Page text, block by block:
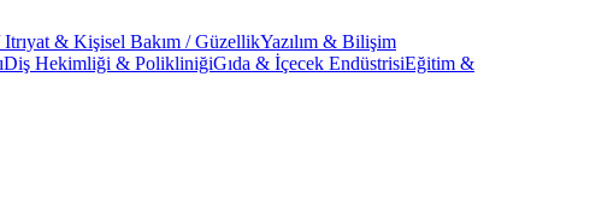
& Kişisel Bakım / GüzellikYazılım & Bilişim
Diş Hekimliği & PolikliniğiGıda & İçecek EndüstrisiEğitim &